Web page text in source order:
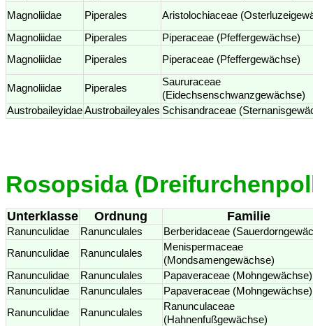
Magnoliidae
Piperales
Aristolochiaceae
Magnoliidae
Piperales
Piperaceae (Pfeffergewächse)
Magnoliidae
Piperales Piperaceae (Pfeffergewächse)
Magnoliidae Piperales
Saururaceae
(Eidechsenschwanzgewächse)
AustrobaileyidaeAustrobaileyales Schisandraceae
Rosopsida
Unterklasse Ordnung Familie
Ranunculidae Ranunculales
Berberidaceae
Ranunculidae
Ranunculales
Menispermaceae
(Mondsamengewächse)
Ranunculidae
Ranunculales
Papaveraceae (Mohngewächse)
Ranunculidae
Ranunculales
Papaveraceae (Mohngewächse)
Ranunculidae
Ranunculales
Ranunculaceae
(Hahnenfußgewächse)